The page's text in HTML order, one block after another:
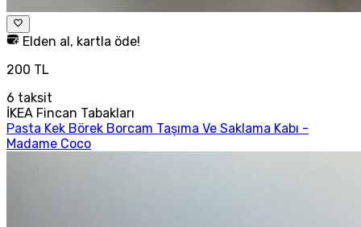
Elden al, kartla öde!
200 TL
6 taksit
İKEA Fincan Tabakları
Pasta Kek Börek Borcam Taşıma Ve Saklama Kabı -
Madame Coco